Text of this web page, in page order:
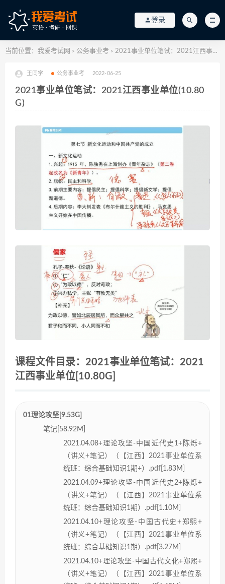
登录
当前位置： 我爱考试网 > 公务事业考 > 2021事业单位笔试：2021江西事业单位(10.80G)
王同学 公务事业考 2022-06-25
2021事业单位笔试：2021江西事业单位(10.80
G)
课程文件目录：2021事业单位笔试：2021
江西事业单位[10.80G]
01理论攻坚[9.53G]
笔记[58.92M]
2021.04.08+理论攻坚-中国近代史1+陈烁+
（讲义+笔记）（【江西】2021事业单位系
统班：综合基础知识1期+）.pdf[1.83M]
2021.04.09+理论攻坚-中国近代史2+陈烁+
（讲义+笔记）（【江西】2021事业单位系
统班：综合基础知识1期）.pdf[1.10M]
2021.04.10+理论攻坚-中国古代史+郑熙+
（讲义+笔记）（【江西】2021事业单位系
统班：综合基础知识1期）.pdf[3.27M]
2021.04.10+理论攻坚-中国古代文化+郑熙+
（讲义+笔记）（【江西】2021事业单位系